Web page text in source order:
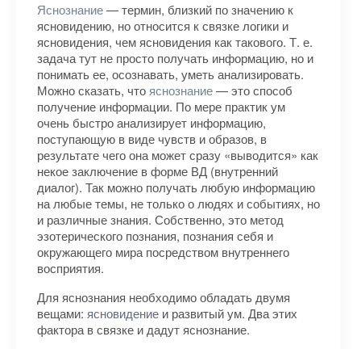
Яснознание— термин, близкий по значению к
ясновидению, но относится к связке логики и
ясновидения, чем ясновидения как такового. Т. е.
задача тут не просто получать информацию, но и
понимать ее, осознавать, уметь анализировать.
Можно сказать, что яснознание— это способ
получение информации. По мере практик ум
очень быстро анализирует информацию,
поступающую в виде чувств и образов, в
результате чего она может сразу «выводится» как
некое заключение в форме ВД (внутренний
диалог). Так можно получать любую информацию
на любые темы, не только о людях и событиях, но
и различные знания. Собственно, это метод
эзотерического познания, познания себя и
окружающего мира посредством внутреннего
восприятия.
Для яснознания необходимо обладать двумя
вещами: ясновидение и развитый ум. Два этих
фактора в связке и дадут яснознание.